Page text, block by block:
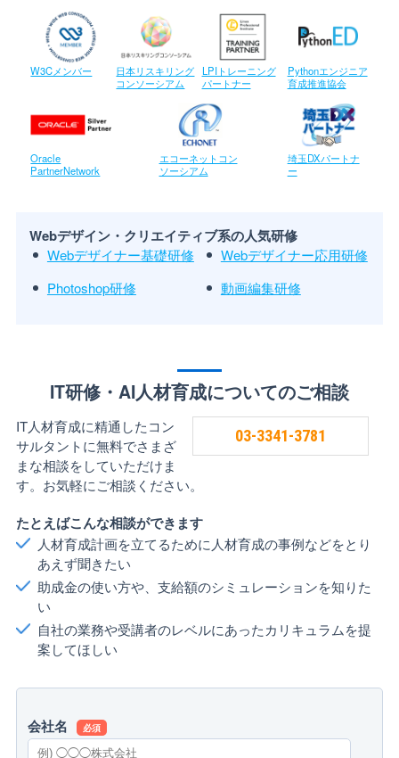
W3Cメンバー
日本リスキリング
コンソーシアム
LPIトレーニング
パートナー
Pythonエンジニア
育成推進協会
Oracle
PartnerNetwork
エコーネットコン
ソーシアム
埼玉DXパートナ
ー
Webデザイン・クリエイティブ系の人気研修
Webデザイナー基礎研修
Webデザイナー応用研修
Photoshop研修
動画編集研修
IT研修・AI人材育成についてのご相談
03-3341-3781
IT人材育成に精通したコン
サルタントに無料でさまざ
まな相談をしていただけま
す。お気軽にご相談ください。
たとえばこんな相談ができます
人材育成計画を立てるために人材育成の事例などをとり
あえず聞きたい
助成金の使い方や、支給額のシミュレーションを知りた
い
自社の業務や受講者のレベルにあったカリキュラムを提
案してほしい
会社名 必須